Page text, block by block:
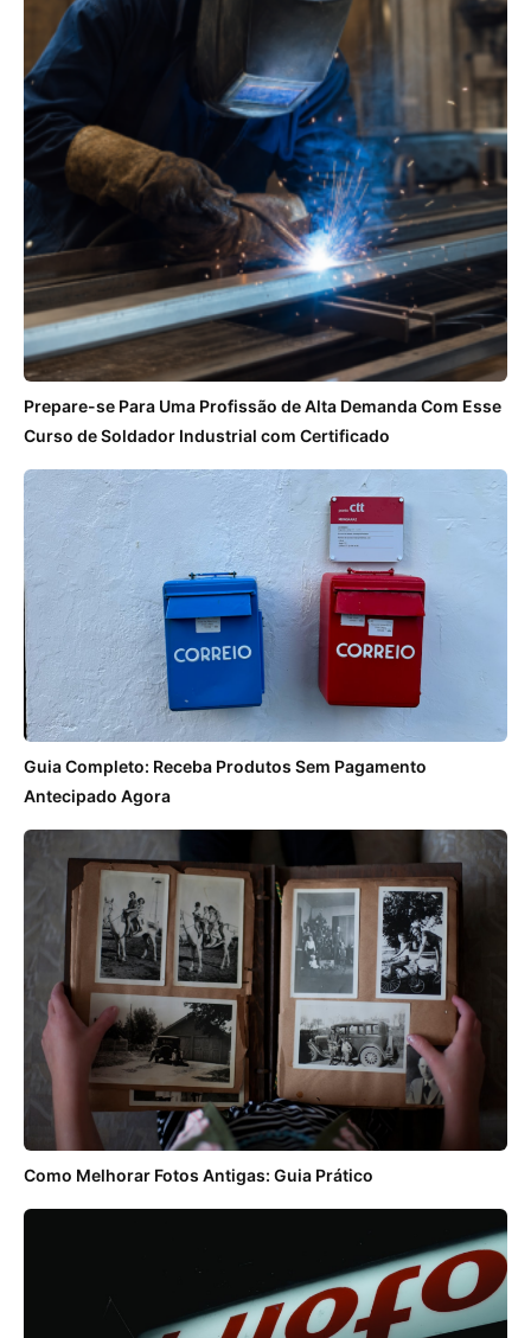
Prepare-se Para Uma Profissão de Alta Demanda Com Esse
Curso de Soldador Industrial com Certificado
Guia Completo: Receba Produtos Sem Pagamento
Antecipado Agora
Como Melhorar Fotos Antigas: Guia Prático